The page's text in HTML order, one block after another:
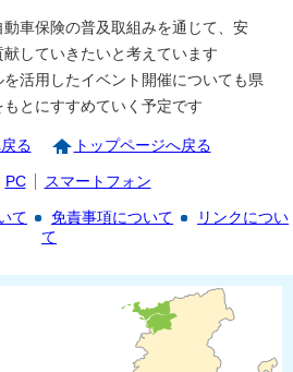
車保険の普及取組みを通じて、安
していきたいと考えています
活用したイベント開催についても県
とにすすめていく予定です
る トップページへ戻る
PC スマートフォン
て 免責事項について
リンクについ
て